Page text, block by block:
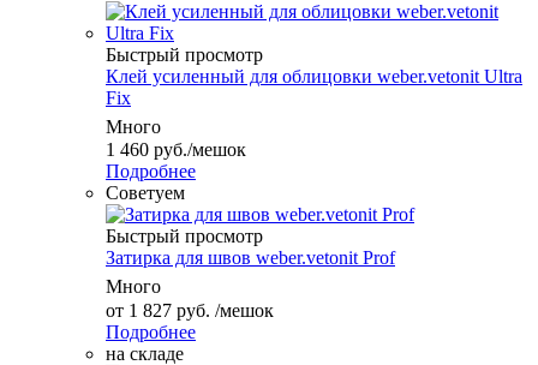
Быстрый просмотр
Клей усиленный для облицовки weber.vetonit Ultra
Fix
Много
1 460 руб./мешок
Подробнее
Советуем
Быстрый просмотр
Затирка для швов weber.vetonit Prof
Много
от 1 827 руб. /мешок
Подробнее
на складе